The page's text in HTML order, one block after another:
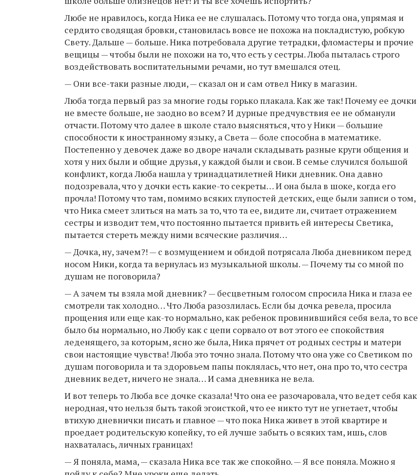
Любе не нравилось, когда Ника ее не слушалась. Потому что тогда она, упрямая и
сердито сводящая бровки, становилась вовсе не похожа на покладистую, робкую
Свету. Дальше — больше. Ника потребовала другие тетрадки, фломастеры и прочие
вещицы — чтобы были не похожи на то, что есть у сестры. Люба пыталась строго
воздействовать воспитательными речами, но тут вмешался отец.
— Они все-таки разные люди, — сказал он и сам отвел Нику в магазин.
Люба тогда первый раз за многие годы горько плакала. Как же так! Почему ее дочки
не вместе больше, не заодно во всем? И дурные предчувствия ее не обманули
отчасти. Потому что далее в школе стало выясняться, что у Ники — большие
способности к иностранному языку, а Света — боле способна в математике.
Постепенно у девочек даже во дворе начали складывать разные круги общения и
хотя у них были и общие друзья, у каждой были и свои. В семье случился большой
конфликт, когда Люба нашла у тринадцатилетней Ники дневник. Она давно
подозревала, что у дочки есть какие-то секреты… И она была в шоке, когда его
прочла! Потому что там, помимо всяких глупостей детских, еще были записи о том,
что Ника смеет злиться на мать за то, что та ее, видите ли, считает отражением
сестры и изводит тем, что постоянно пытается привить ей интересы Светика,
пытается стереть между ними всяческие различия…
— Дочка, ну, зачем?! — с возмущением и обидой потрясала Люба дневником перед
носом Ники, когда та вернулась из музыкальной школы. — Почему ты со мной по
душам не поговорила?
— А зачем ты взяла мой дневник? — бесцветным голосом спросила Ника и глаза ее
смотрели так холодно… Что Люба разозлилась. Если бы дочка ревела, просила
прощения или еще как-то нормально, как ребенок провинившийся себя вела, то все
было бы нормально, но Любу как с цепи сорвало от вот этого ее спокойствия
леденящего, за которым, ясно же была, Ника прячет от родных сестры и матери
свои настоящие чувства! Люба это точно знала. Потому что она уже со Светиком по
душам поговорила и та здоровьем папы поклялась, что нет, она про то, что сестра
дневник ведет, ничего не знала… И сама дневника не вела.
И вот теперь то Люба все дочке сказала! Что она ее разочаровала, что ведет себя как
неродная, что нельзя быть такой эгоисткой, что ее никто тут не угнетает, чтобы
втихую дневнички писать и главное — что пока Ника живет в этой квартире и
проедает родительскую копейку, то ей лучше забыть о всяких там, ишь, слов
нахваталась, личных границах!
— Я поняла, мама, — сказала Ника все так же спокойно. — Я все поняла. Можно я